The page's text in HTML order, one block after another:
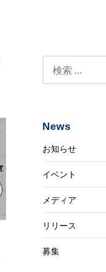
News
お知らせ
イベント
メディア
リリース
募集